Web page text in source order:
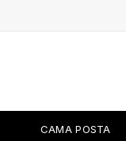
CAMA POSTA